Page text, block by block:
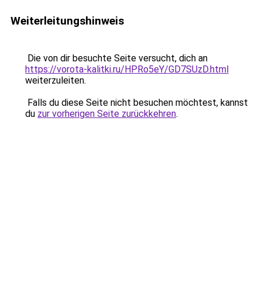
Weiterleitungshinweis
Die von dir besuchte Seite versucht, dich an
https://vorota-kalitki.ru/HPRo5eY/GD7SUzD.html
weiterzuleiten.
Falls du diese Seite nicht besuchen möchtest, kannst
du zur vorherigen Seite zurückkehren.